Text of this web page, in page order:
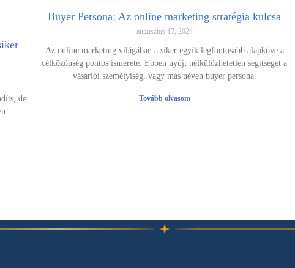
de
Buyer Persona: Az online marketing stratégia kulcsa
augusztus 17, 2024
Az online marketing világában a siker egyik legfontosabb alapköve a
célközönség pontos ismerete. Ebben nyújt nélkülözhetetlen segítséget a
vásárlói személyiség, vagy más néven buyer persona.
Tovább olvasom